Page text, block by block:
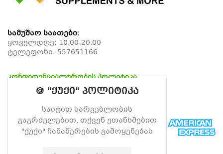
სამუშაო საათები:
ყოველდღე: 10.00-20.00
ტელეფონი: 557651166
კონფიდენციალურობის პოლიტიკა
დაბრუნების პოლიტიკა
მიწოდების პოლიტიკა
🍪 "ქუქი" პოლიტიკა
საიტით სარგებლობის
გაგრძელებით, თქვენ ეთანხმებით
"ქუქი" ჩანაწერების გამოყენებას